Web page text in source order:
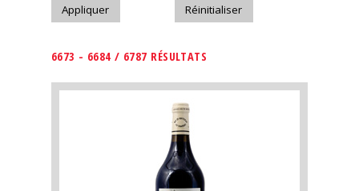
6673 - 6684 / 6787 RÉSULTATS